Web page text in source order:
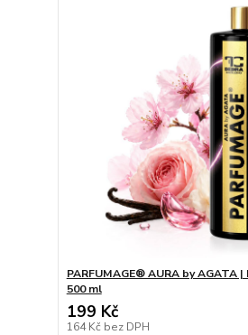
PARFUMAGE® AURA by AGATA
500 ml
199 Kč
164 Kč bez DPH